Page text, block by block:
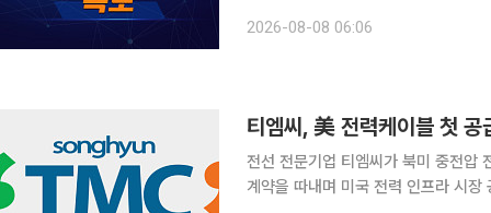
2026-08-08 06:06
티엠씨, 美 전력케이블 첫
전선 전문기업 티엠씨가 북미 중전압
계약을 따내며 미국 전력 인프라 시장 공략을 본격화한다. 티엠